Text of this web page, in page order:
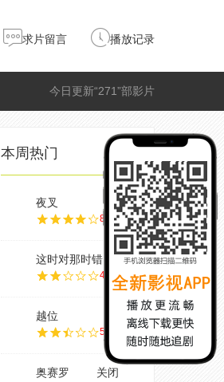
求片留言 播放记录
今日更新“271”部影片
本周热门
夜叉
8.0
这时对那时错
4.0
越位
5.0
奥赛罗 关闭